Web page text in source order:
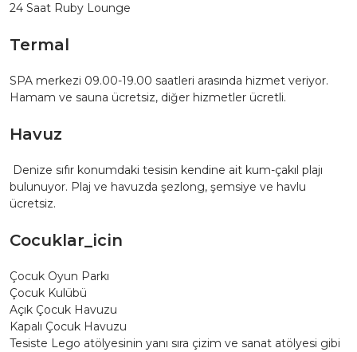
24 Saat Ruby Lounge
Termal
SPA merkezi 09.00-19.00 saatleri arasında hizmet veriyor.
Hamam ve sauna ücretsiz, diğer hizmetler ücretli.
Havuz
Denize sıfır konumdaki tesisin kendine ait kum-çakıl plajı
bulunuyor. Plaj ve havuzda şezlong, şemsiye ve havlu
ücretsiz.
Cocuklar_icin
Çocuk Oyun Parkı
Çocuk Kulübü
Açık Çocuk Havuzu
Kapalı Çocuk Havuzu
Tesiste Lego atölyesinin yanı sıra çizim ve sanat atölyesi gibi